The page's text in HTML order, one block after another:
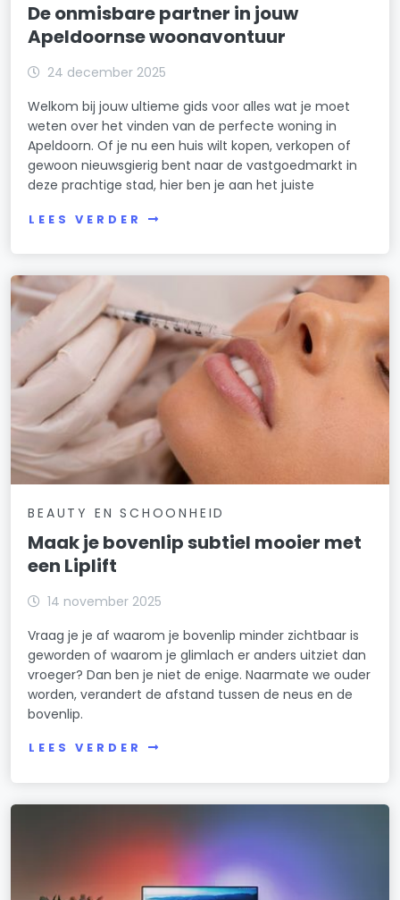
De onmisbare partner in jouw
Apeldoornse woonavontuur
24 december 2025
Welkom bij jouw ultieme gids voor alles wat je moet
weten over het vinden van de perfecte woning in
Apeldoorn. Of je nu een huis wilt kopen, verkopen of
gewoon nieuwsgierig bent naar de vastgoedmarkt in
deze prachtige stad, hier ben je aan het juiste
LEES VERDER
BEAUTY EN SCHOONHEID
Maak je bovenlip subtiel mooier met
een Liplift
14 november 2025
Vraag je je af waarom je bovenlip minder zichtbaar is
geworden of waarom je glimlach er anders uitziet dan
vroeger? Dan ben je niet de enige. Naarmate we ouder
worden, verandert de afstand tussen de neus en de
bovenlip.
LEES VERDER